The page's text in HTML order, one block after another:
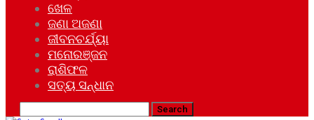
ଖେଳ
ଜଣା ଅଜଣା
ଜୀବନଚର୍ଯ୍ୟା
ମନୋରଞ୍ଜନ
ରାଶିଫଳ
ସତ୍ୟ ସନ୍ଧାନ